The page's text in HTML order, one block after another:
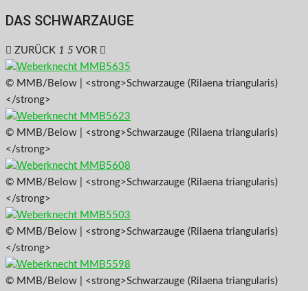
DAS SCHWARZAUGE
ZURÜCK 1 5 VOR
© MMB/Below | <strong>Schwarzauge (Rilaena triangularis)
</strong>
© MMB/Below | <strong>Schwarzauge (Rilaena triangularis)
</strong>
© MMB/Below | <strong>Schwarzauge (Rilaena triangularis)
</strong>
© MMB/Below | <strong>Schwarzauge (Rilaena triangularis)
</strong>
© MMB/Below | <strong>Schwarzauge (Rilaena triangularis)